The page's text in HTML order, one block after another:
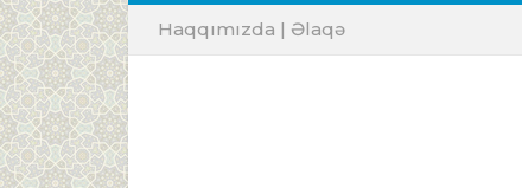
Haqqımızda | Əlaqə